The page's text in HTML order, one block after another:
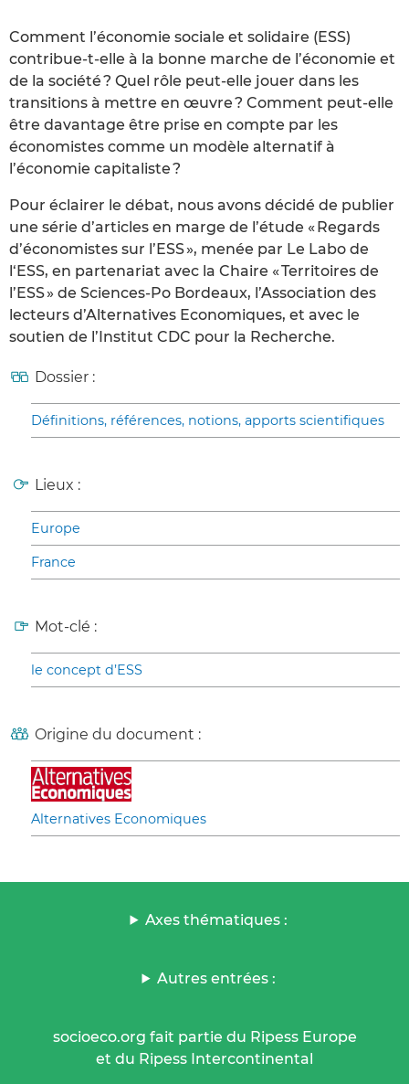
Comment l’économie sociale et solidaire (ESS)
contribue-t-elle à la bonne marche de l’économie et
de la société ? Quel rôle peut-elle jouer dans les
transitions à mettre en œuvre ? Comment peut-elle
être davantage être prise en compte par les
économistes comme un modèle alternatif à
l’économie capitaliste ?
Pour éclairer le débat, nous avons décidé de publier
une série d’articles en marge de l’étude « Regards
d’économistes sur l’ESS », menée par Le Labo de
l‘ESS, en partenariat avec la Chaire « Territoires de
l’ESS » de Sciences-Po Bordeaux, l’Association des
lecteurs d’Alternatives Economiques, et avec le
soutien de l’Institut CDC pour la Recherche.
Dossier :
Définitions, références, notions, apports scientifiques
Lieux :
Europe
France
Mot-clé :
le concept d’ESS
Origine du document :
Alternatives Economiques
Axes thématiques :
Autres entrées :
socioeco.org fait partie du Ripess Europe
et du Ripess Intercontinental